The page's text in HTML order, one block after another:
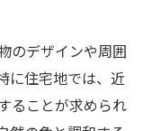
のデザインや周囲
に住宅地では、近
ることが求められ